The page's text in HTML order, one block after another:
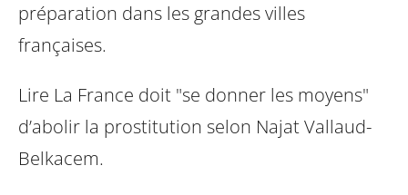
préparation dans les grandes villes
françaises.
Lire La France doit "se donner les moyens"
d’abolir la prostitution selon Najat Vallaud-
Belkacem.